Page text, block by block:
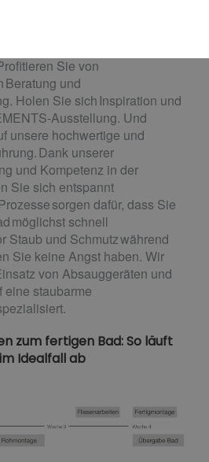
Sie von
Beratung und
Holen Sie sich Inspiration und
Ausstellung. Und
unsere hochwertige und
Dank unserer
und Kompetenz in der
Sie sich entspannt
sorgen dafür, dass Sie
möglichst schnell
Staub und Schmutz während
Sie keine Angst haben. Wir
von Absauggeräten und
eine staubarme
zum fertigen Bad: So läuft
Idealfall ab